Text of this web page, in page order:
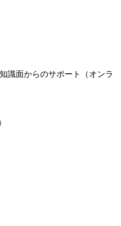
識面からのサポート（オンラ